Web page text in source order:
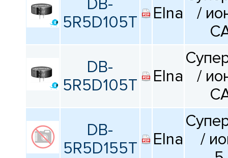
DB-
5R5D105T
Elna
/
DB-
5R5D105T
Elna
/
DB-
5R5D155T
Elna
/